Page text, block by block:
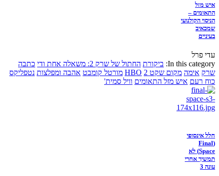
איש מזל
התאומים –
הניסוי הקולנועי
שמכאיב
בעיניים
עדי פרל
In this category: ביקורת החתול של שרק 2: משאלה אחת ודי
כתבה
שרק אימה מקום שקט 2 HBO מורטל קומבט אהבה ומפלצות נטפליקס
כוח רעם איש מזל התאומים וויל סמית'
חלל אינסופי
(Final
Space) לא
תמשיך אחרי
עונה 3